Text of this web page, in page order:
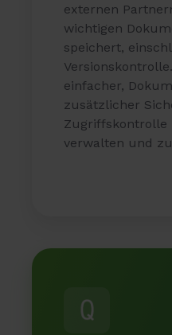
externen
wichtigen
speichert,
einfacher,
zusätzlicher
Zugriffskontrolle
verwalten und